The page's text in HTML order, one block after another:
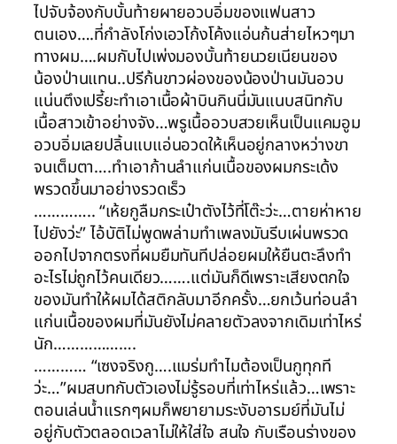
ไปจับจ้องกับบั้นท้ายผายอวบอิ่มของแฟนสาว
ตนเอง….ที่กำลังโก่งเอวโก้งโค้งแอ่นก้นส่ายไหวๆมา
ทางผม….ผมกับไปเพ่งมองบั้นท้ายนวยเนียนของ
น้องป่านแทน..ปรีก้นขาวผ่องของน้องป่านมันอวบ
แน่นตึงเปรี้ยะทำเอาเนื้อผ้าบินกินนี่มันแนบสนิทกับ
เนื้อสาวเข้าอย่างจัง…พรูเนื้ออวบสวยเห็นเป็นแคมอูม
อวบอิ่มเลยปลิ้นแบแอ่นอวดให้เห็นอยู่กลางหว่างขา
จนเต็มตา….ทำเอาก้านลำแก่นเนื้อของผมกระเด้ง
พรวดขึ้นมาอย่างรวดเร็ว
………….. “เห้ยกูลืมกระเป๋าตังไว้ที่โต๊ะว่ะ…ตายห่าหาย
ไปยังว่ะ” ไอ้บัติไม่พูดพล่ามทำเพลงมันรีบเผ่นพรวด
ออกไปจากตรงที่ผมยืมทันทีปล่อยผมให้ยืนตะลึงทำ
อะไรไม่ถูกไว้คนเดียว…….แต่มันก็ดีเพราะเสียงตกใจ
ของมันทำให้ผมได้สติกลับมาอีกครั้ง…ยกเว้นท่อนลำ
แก่นเนื้อของผมที่มันยังไม่คลายตัวลงจากเดิมเท่าไหร่
นัก……………….
………… “เซงจริงกู….แมร่มทำไมต้องเป็นกูทุกที
ว่ะ…”ผมสบทกับตัวเองไม่รู้รอบที่เท่าไหร่แล้ว…เพราะ
ตอนเล่นน้ำแรกๆผมก็พยายามระงับอารมย์ที่มันไม่
อยู่กับตัวตลอดเวลาไม่ให้ใส่ใจ สนใจ กับเรือนร่างของ